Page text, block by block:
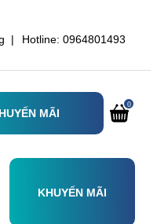
| Hotline: 0964801493
MÃI
0
KHUYẾN MÃI